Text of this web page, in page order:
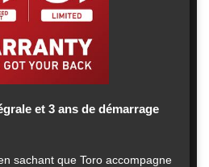
et 3 ans de démarrage
sachant que Toro accompagne